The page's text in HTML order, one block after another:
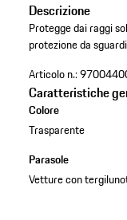
Descrizione
Protegge dai raggi
protezione da
Articolo n.:
Caratteristiche
Colore
Trasparente
Parasole
Vetture con